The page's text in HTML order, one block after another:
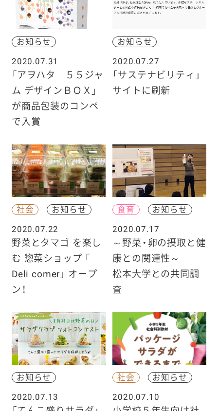
お知らせ
2020.07.31
「アヲハタ ５５ジャ
ム デザインＢＯＸ」
が商品包装のコンペ
で入賞
お知らせ
2020.07.27
「サステナビリティ」
サイトに刷新
社会
お知らせ
2020.07.22
野菜とタマゴ を楽し
む 惣菜ショップ 「
Deli comer」 オープ
ン！
食育
お知らせ
2020.07.17
～野菜・卵の摂取と健
康との関連性～
松本大学との共同調
査
お知らせ
2020.07.13
社会
お知らせ
2020.07.10